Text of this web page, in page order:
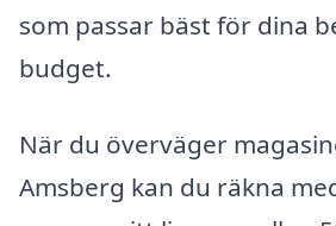
som passar bäst för dina
budget.
När du överväger
Amsberg kan du räkna